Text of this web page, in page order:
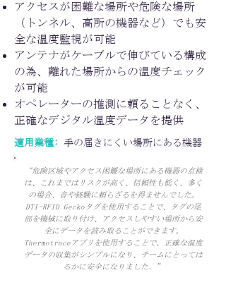
アクセスが困難な場所や危険な場所
（トンネル、高所の機器など）でも安
全な温度監視が可能
アンテナがケーブルで伸びている構成
の為、離れた場所からの温度チェック
が可能
オペレーターの推測に頼ることなく、
正確なデジタル温度データを提供
適用業種: 手の届きにくい場所にある機器
“危険区域やアクセス困難な場所にある機器の点検
は、これまではリスクが高く、信頼性も低く、多く
の場合、音や経験に頼らざるを得ませんでした。
DTI-RFID Geckoタグを使用することで、タグの尾
部を機械に取り付け、アクセスしやすい場所から安
全にデータを読み取ることができます。
Thermotraceアプリを使用することで、正確な温度
データの収集がシンプルになり、チームにとっては
るかに安全になりました。”